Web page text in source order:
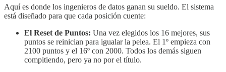
Aquí es donde los ingenieros de datos ganan su sueldo. El sistema
está diseñado para que cada posición cuente:
El Reset de Puntos: Una vez elegidos los 16 mejores, sus
puntos se reinician para igualar la pelea. El 1º empieza con
2100 puntos y el 16º con 2000. Todos los demás siguen
compitiendo, pero ya no por el título.